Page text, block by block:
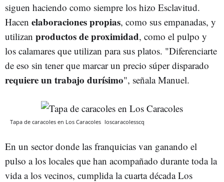
siguen haciendo como siempre los hizo Esclavitud.
Hacen elaboraciones propias, como sus empanadas, y
utilizan productos de proximidad, como el pulpo y
los calamares que utilizan para sus platos. "Diferenciarte
de eso sin tener que marcar un precio súper disparado
requiere un trabajo durísimo", señala Manuel.
Tapa de caracoles en Los Caracoles loscaracolesscq
En un sector donde las franquicias van ganando el
pulso a los locales que han acompañado durante toda la
vida a los vecinos, cumplida la cuarta década Los